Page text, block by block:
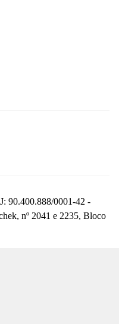
90.400.888/0001-42 -
nº 2041 e 2235, Bloco